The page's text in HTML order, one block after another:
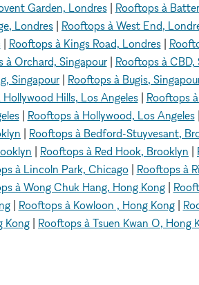
Garden, Londres| Rooftops à
Londres Rooftops à West End,
| Rooftops à Kings Road, Londres|
à Orchard, Singapour| Rooftops à CBD,
Singapour Rooftops à Bugis,
Hills, Los Angeles| Rooftops
| Rooftops à Hollywood, Los Angeles|
Rooftops à Bedford-Stuyvesant,
Rooftops à Red Hook, Brooklyn
à Lincoln Park, Chicago| Rooftops à
à Wong Chuk Hang, Hong Kong|
| Rooftops à Kowloon , Hong Kong|
Kong Rooftops à Tsuen Kwan O, Hong